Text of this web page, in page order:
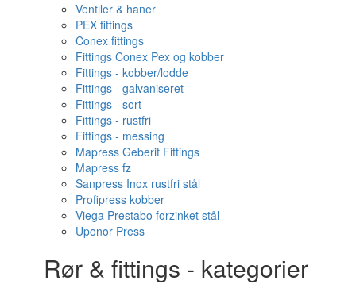
Ventiler & haner
PEX fittings
Conex fittings
Fittings Conex Pex og kobber
Fittings - kobber/lodde
Fittings - galvaniseret
Fittings - sort
Fittings - rustfri
Fittings - messing
Mapress Geberit Fittings
Mapress fz
Sanpress Inox rustfri stål
Profipress kobber
Viega Prestabo forzinket stål
Uponor Press
Rør & fittings - kategorier